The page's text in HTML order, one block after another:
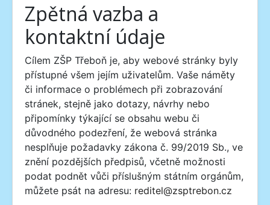
Zpětná vazba a
kontaktní údaje
Cílem ZŠP Třeboň je, aby webové stránky byly
přístupné všem jejím uživatelům. Vaše náměty
či informace o problémech při zobrazování
stránek, stejně jako dotazy, návrhy nebo
připomínky týkající se obsahu webu či
důvodného podezření, že webová stránka
nesplňuje požadavky zákona č. 99/2019 Sb., ve
znění pozdějších předpisů, včetně možnosti
podat podnět vůči příslušným státním orgánům,
můžete psát na adresu: reditel@zsptrebon.cz